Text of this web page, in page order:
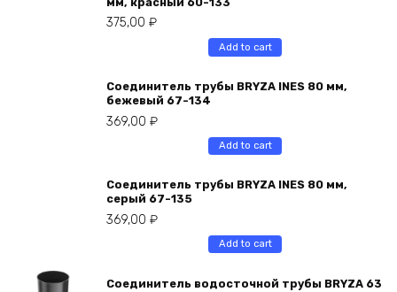
375,00 ₽
Add to cart
Соединитель трубы BRYZA INES 80 мм,
бежевый 67-134
369,00 ₽
Add to cart
Соединитель трубы BRYZA INES 80 мм,
серый 67-135
369,00 ₽
Add to cart
Соединитель водосточной трубы BRYZA 63